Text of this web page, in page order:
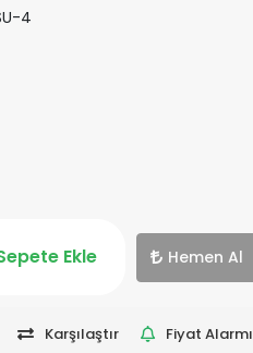
4
Ekle Hemen Al
Karşılaştır Fiyat Alarmı